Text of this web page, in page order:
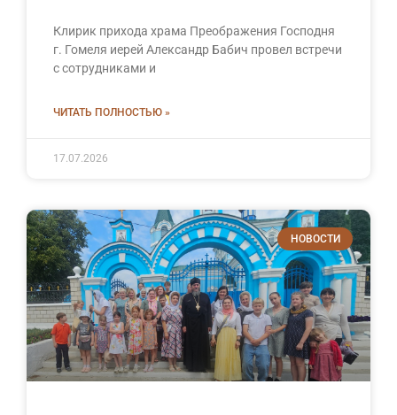
Клирик прихода храма Преображения Господня
г. Гомеля иерей Александр Бабич провел встречи
с сотрудниками и
ЧИТАТЬ ПОЛНОСТЬЮ »
17.07.2026
НОВОСТИ